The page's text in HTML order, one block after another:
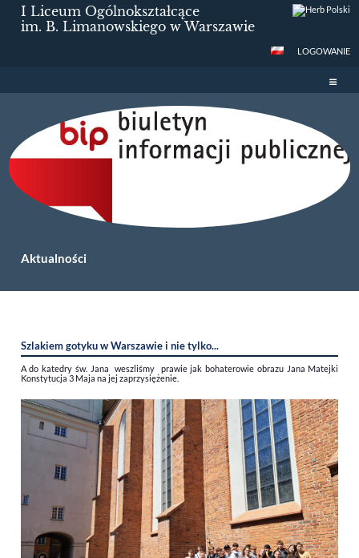
I Liceum Ogólnokształcące
im. B. Limanowskiego w Warszawie
LOGOWANIE
Aktualności
Szlakiem gotyku w Warszawie i nie tylko...
A do katedry św. Jana weszliśmy prawie jak bohaterowie obrazu Jana Matejki
Konstytucja 3 Maja na jej zaprzysiężenie.